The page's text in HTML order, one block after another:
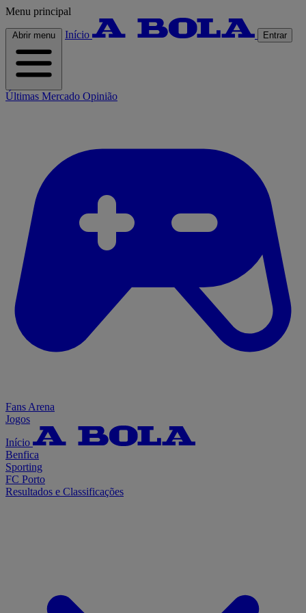
Menu principal
Abrir menu Início Entrar
Últimas Mercado Opinião
Fans Arena
Jogos
Início
Benfica
Sporting
FC Porto
Resultados e Classificações